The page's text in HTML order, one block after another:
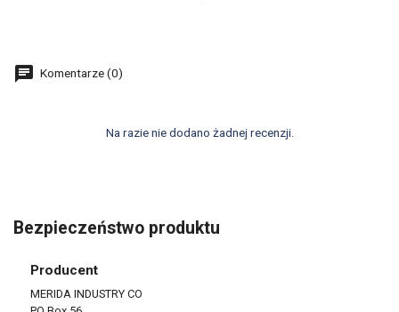
Komentarze (0)
Na razie nie dodano żadnej recenzji.
Bezpieczeństwo produktu
Producent
MERIDA INDUSTRY CO